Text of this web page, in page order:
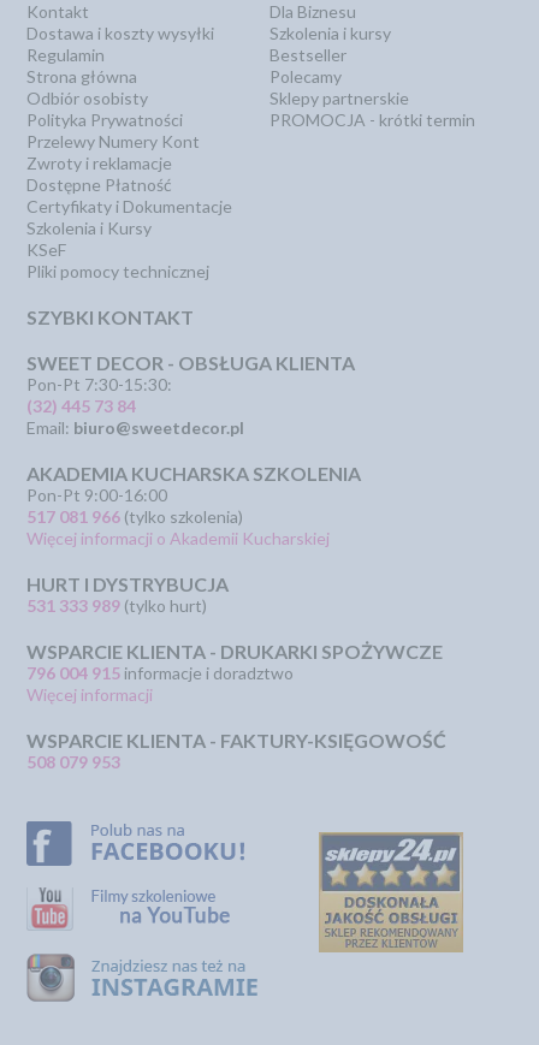
Kontakt
Dostawa i koszty wysyłki
Regulamin
Strona główna
Odbiór osobisty
Polityka Prywatności
Przelewy Numery Kont
Zwroty i reklamacje
Dostępne Płatność
Certyfikaty i Dokumentacje
Szkolenia i Kursy
KSeF
Pliki pomocy technicznej
Dla Biznesu
Szkolenia i kursy
Bestseller
Polecamy
Sklepy partnerskie
PROMOCJA - krótki termin
SZYBKI KONTAKT
SWEET DECOR - OBSŁUGA KLIENTA
Pon-Pt 7:30-15:30:
(32) 445 73 84
Email: biuro@sweetdecor.pl
AKADEMIA KUCHARSKA SZKOLENIA
Pon-Pt 9:00-16:00
517 081 966 (tylko szkolenia)
Więcej informacji o Akademii Kucharskiej
HURT I DYSTRYBUCJA
531 333 989 (tylko hurt)
WSPARCIE KLIENTA - DRUKARKI SPOŻYWCZE
796 004 915 informacje i doradztwo
Więcej informacji
WSPARCIE KLIENTA - FAKTURY-KSIĘGOWOŚĆ
508 079 953